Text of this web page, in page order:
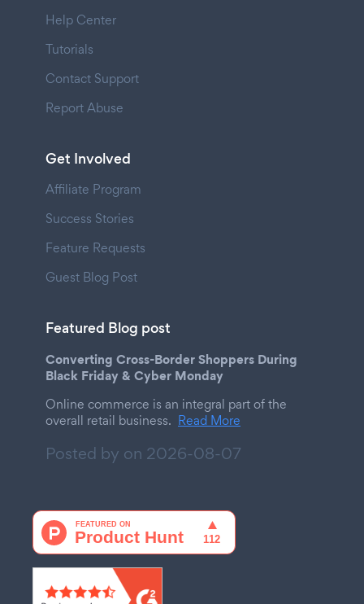
Help Center
Tutorials
Contact Support
Report Abuse
Get Involved
Affiliate Program
Success Stories
Feature Requests
Guest Blog Post
Featured Blog post
Converting Cross-Border Shoppers During
Black Friday & Cyber Monday
Online commerce is an integral part of the
overall retail business. Read More
Posted by on 2026-08-07